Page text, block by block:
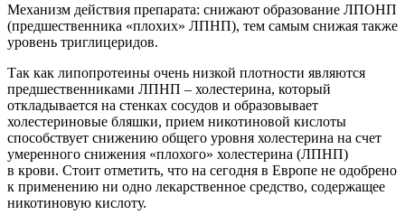
Механизм действия препарата: снижают образование ЛПОНП
(предшественника «плохих» ЛПНП), тем самым снижая также
уровень триглицеридов.
Так как липопротеины очень низкой плотности являются
предшественниками ЛПНП – холестерина, который
откладывается на стенках сосудов и образовывает
холестериновые бляшки, прием никотиновой кислоты
способствует снижению общего уровня холестерина на счет
умеренного снижения «плохого» холестерина (ЛПНП)
в крови. Стоит отметить, что на сегодня в Европе не одобрено
к применению ни одно лекарственное средство, содержащее
никотиновую кислоту.